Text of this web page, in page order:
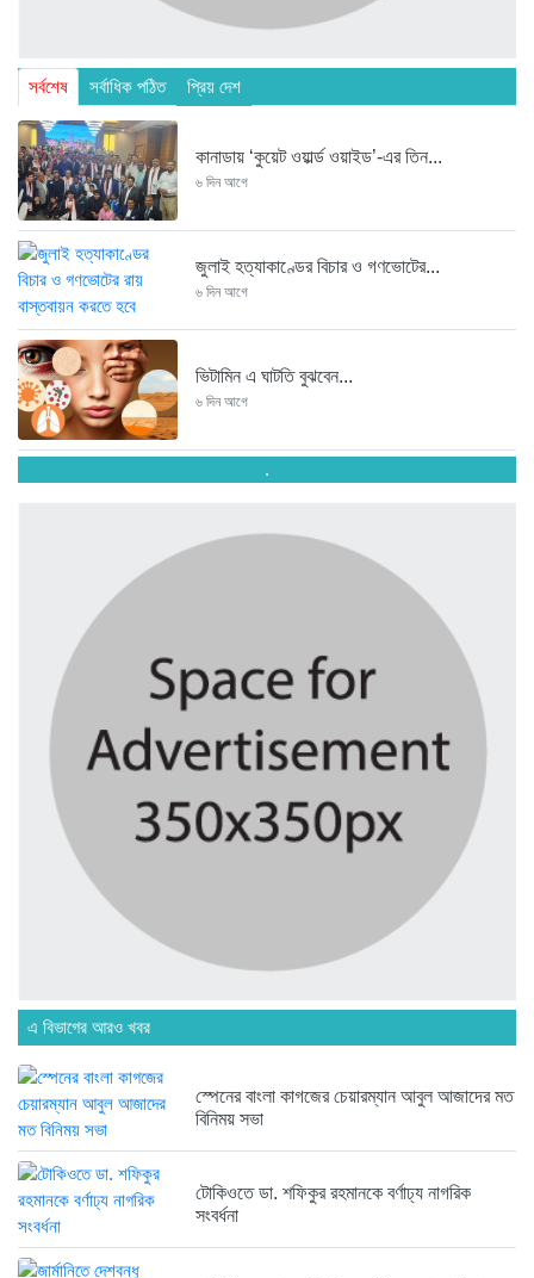
সর্বশেষ সর্বাধিক পঠিত প্রিয় দেশ
কানাডায় ‘কুয়েট ওয়ার্ল্ড ওয়াইড’-এর তিন...
৬ দিন আগে
জুলাই হত্যাকাণ্ডের বিচার ও গণভোটের...
৬ দিন আগে
ভিটামিন এ ঘাটতি বুঝবেন...
৬ দিন আগে
তরুণ উদ্ভাবক ও প্রযুক্তি উদ্যোক্তাদের...
মাদরাসাকে অবহেলা করা শুরু মুজিব...
বাংলাদেশে এসে মার্কিন দূতের ভারতের...
অনেক পরিবার এখনো তাঁদের স্বজন...
৬ দিন আগে
ব্রিকলেইন জামে মসজিদ প্রতিষ্ঠার ৫০...
রাজনৈতিক লড়াইয়ে জিততে হলে সাংস্কৃতিক...
১ সপ্তাহ আগে
.
এ বিভাগের আরও খবর
স্পেনের বাংলা কাগজের চেয়ারম্যান আবুল আজাদের মত
বিনিময় সভা
টোকিওতে ডা. শফিকুর রহমানকে বর্ণাঢ্য নাগরিক
সংবর্ধনা